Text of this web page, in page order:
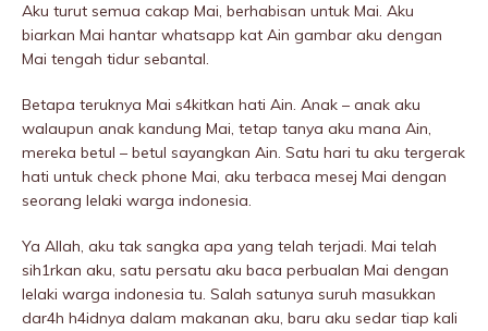
Aku turut semua cakap Mai, berhabisan untuk Mai. Aku
biarkan Mai hantar whatsapp kat Ain gambar aku dengan
Mai tengah tidur sebantal.
Betapa teruknya Mai s4kitkan hati Ain. Anak – anak aku
walaupun anak kandung Mai, tetap tanya aku mana Ain,
mereka betul – betul sayangkan Ain. Satu hari tu aku tergerak
hati untuk check phone Mai, aku terbaca mesej Mai dengan
seorang lelaki warga indonesia.
Ya Allah, aku tak sangka apa yang telah terjadi. Mai telah
sih1rkan aku, satu persatu aku baca perbualan Mai dengan
lelaki warga indonesia tu. Salah satunya suruh masukkan
dar4h h4idnya dalam makanan aku, baru aku sedar tiap kali